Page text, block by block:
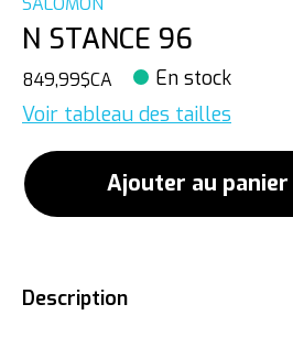
N STANCE 96
849,99$CA En stock
Voir tableau des tailles
Ajouter au panier
Description